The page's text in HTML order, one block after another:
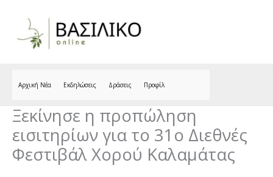
Αρχική Νέα Εκδηλώσεις Δράσεις Προφίλ
Ξεκίνησε η προπώληση
εισιτηρίων για το 31o Διεθνές
Φεστιβάλ Χορού Καλαμάτας